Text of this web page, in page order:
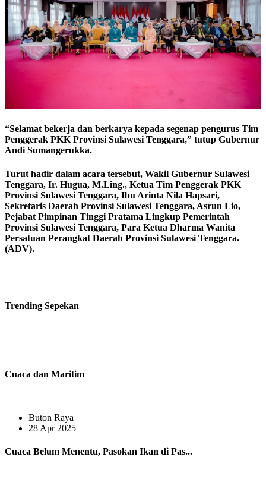
“Selamat bekerja dan berkarya kepada segenap pengurus Tim
Penggerak PKK Provinsi Sulawesi Tenggara,” tutup Gubernur
Andi Sumangerukka.
Turut hadir dalam acara tersebut, Wakil Gubernur Sulawesi
Tenggara, Ir. Hugua, M.Ling., Ketua Tim Penggerak PKK
Provinsi Sulawesi Tenggara, Ibu Arinta Nila Hapsari,
Sekretaris Daerah Provinsi Sulawesi Tenggara, Asrun Lio,
Pejabat Pimpinan Tinggi Pratama Lingkup Pemerintah
Provinsi Sulawesi Tenggara, Para Ketua Dharma Wanita
Persatuan Perangkat Daerah Provinsi Sulawesi Tenggara.
(ADV).
Trending Sepekan
Cuaca dan Maritim
Buton Raya
28 Apr 2025
Cuaca Belum Menentu, Pasokan Ikan di Pas...